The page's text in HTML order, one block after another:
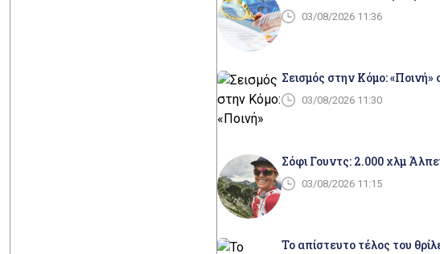
03/08/2026 11:36
Σεισμός στην Κόμο:
03/08/2026 11:30
Σόφι Γουντς: 2.000 χλμ
03/08/2026 11:15
Το απίστευτο τέλος του